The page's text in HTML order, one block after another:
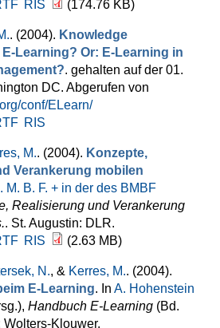
RIS (174.76 KB)
. (2004). Knowledge
E-Learning? Or: E-Learning in
. gehalten auf der 01.
DC. Abgerufen von
conf/ELearn/
RIS
M.. (2004). Konzepte,
Verankerung mobilen
M. B. F. + in der des BMBF
Realisierung und Verankerung
. St. Augustin: DLR.
RIS (2.63 MB)
N., & Kerres, M.. (2004).
E-Learning. In A. Hohenstein
, Handbuch E-Learning (Bd.
Wolters-Klouwer.